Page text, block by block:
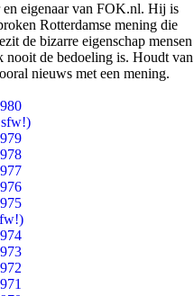
eigenaar van FOK.nl. Hij is
Rotterdamse mening die
de bizarre eigenschap mensen
nooit de bedoeling is. Houdt van
nieuws met een mening.